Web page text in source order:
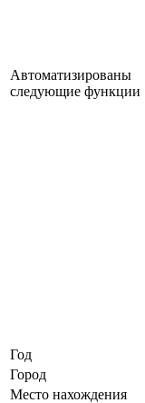
Автоматизированы
следующие функции
Год
Город
Место нахождения